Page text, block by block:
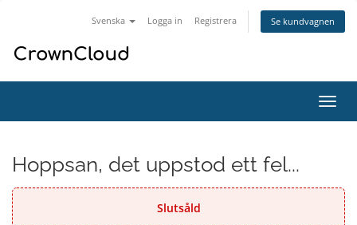
Svenska Logga in Registrera Se kundvagnen
Växla
Hoppsan, det uppstod ett fel...
Slutsåld